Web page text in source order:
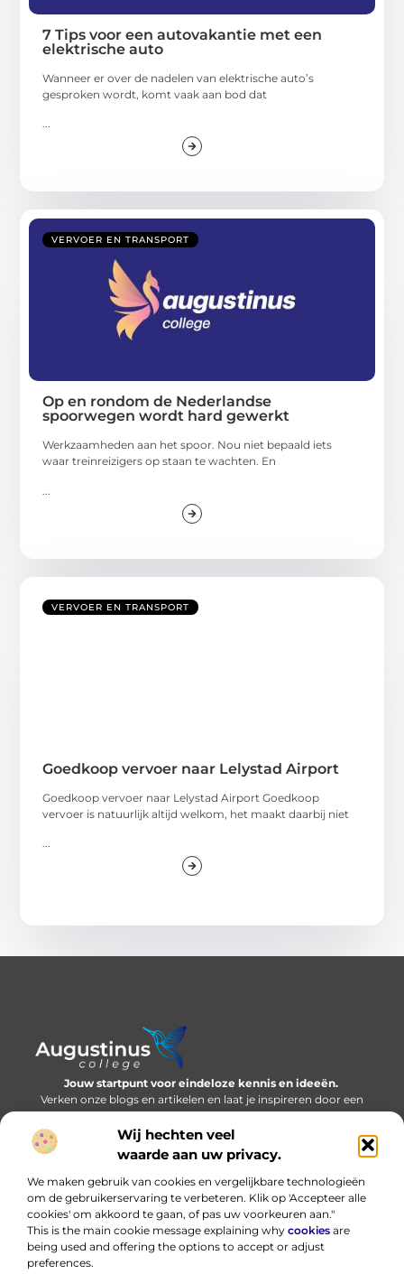
Wij hechten veel
waarde aan uw privacy.
We maken gebruik van cookies en vergelijkbare technologieën
om de gebruikerservaring te verbeteren. Klik op 'Accepteer alle
cookies' om akkoord te gaan, of pas uw voorkeuren aan."
This is the main cookie message explaining why cookies are
being used and offering the options to accept or adjust
preferences.
7 Tips voor een autovakantie met een
elektrische auto
Wanneer er over de nadelen van elektrische auto’s
gesproken wordt, komt vaak aan bod dat
...
VERVOER EN TRANSPORT
Op en rondom de Nederlandse
spoorwegen wordt hard gewerkt
Werkzaamheden aan het spoor. Nou niet bepaald iets
waar treinreizigers op staan te wachten. En
VERVOER EN TRANSPORT
Goedkoop vervoer naar Lelystad Airport
Goedkoop vervoer naar Lelystad Airport Goedkoop
vervoer is natuurlijk altijd welkom, het maakt daarbij niet
...
Jouw startpunt voor eindeloze kennis en ideeën.
Verken onze blogs en artikelen en laat je inspireren door een
wereld vol inzichten.
Bericht categorie
Onze informatie